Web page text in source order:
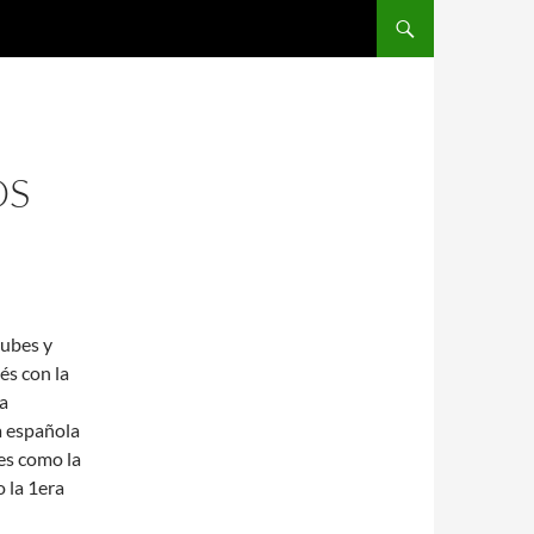
y
con la
española
como la
la 1era